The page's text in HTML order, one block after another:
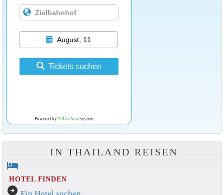
August, 11
Tickets suchen
Powered by 12Go Asiasystem
IN THAILAND REISEN
hotel
HOTEL FINDEN
arrow_circle_right